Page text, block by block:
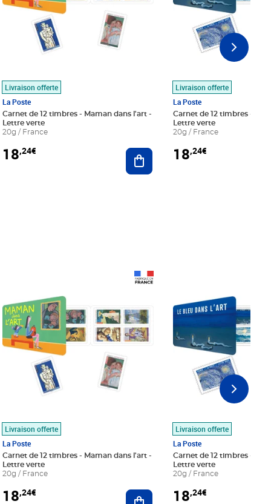
au panier
Livraison offerte
La Poste
Carnet de 12 timbres - Maman dans l'art -
Lettre verte
20g / France
18,24€ Ajouter au panier
Livraison offerte
La Poste
Carnet de 12 timbres - Le
Lettre verte
20g / France
18,24€
au panier
Livraison offerte
La Poste
Carnet de 12 timbres - Maman dans l'art -
Lettre verte
20g / France
18,24€ Ajouter au panier
Livraison offerte
La Poste
Carnet de 12 timbres - Le
Lettre verte
20g / France
18,24€